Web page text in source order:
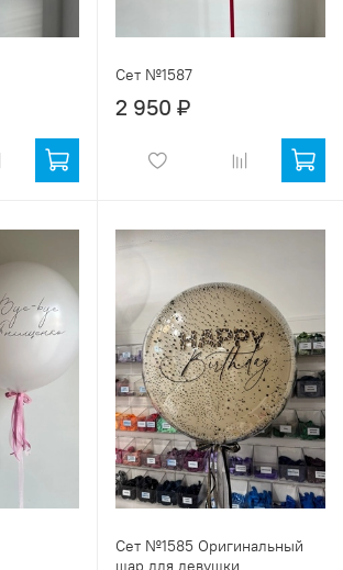
Сет №1587
2 950 ₽
Сет №1585 Оригинальный
шар для девушки